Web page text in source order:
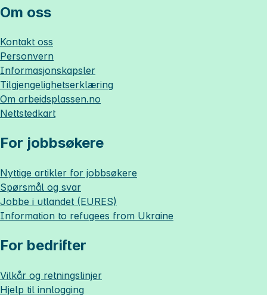
Om oss
Kontakt oss
Personvern
Informasjonskapsler
Tilgjengelighetserklæring
Om arbeidsplassen.no
Nettstedkart
For jobbsøkere
Nyttige artikler for jobbsøkere
Spørsmål og svar
Jobbe i utlandet (EURES)
Information to refugees from Ukraine
For bedrifter
Vilkår og retningslinjer
Hjelp til innlogging